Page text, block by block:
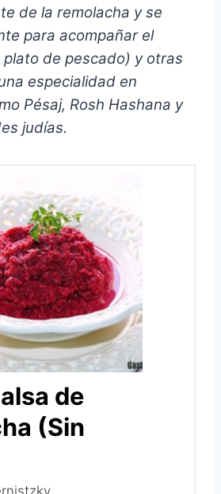
de la remolacha y se
para acompañar el
de pescado) y otras
especialidad en
Pésaj, Rosh Hashana y
judías.
de
(Sin